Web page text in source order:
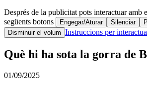
Després de la publicitat pots interactuar amb
següents botons
Engegar/Aturar Silenciar
Disminuir el volum Instruccions per
Què hi ha sota la gorra de
01/09/2025